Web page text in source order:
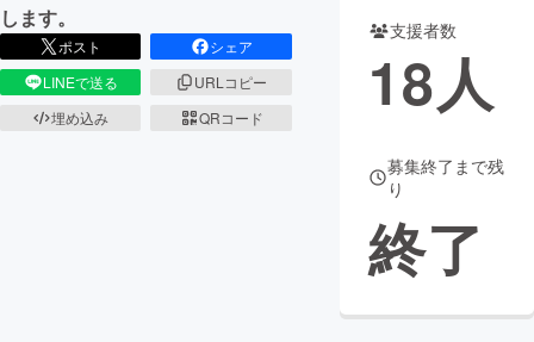
します。
ポスト
シェア
LINEで送る
URLコピー
埋め込み
QRコード
支援者数
18人
募集終了まで残
り
終了